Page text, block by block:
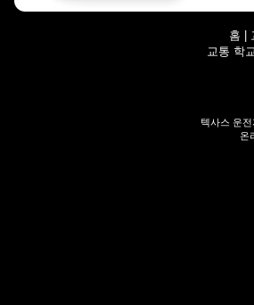
홈
교통 학
텍사스 운전
온